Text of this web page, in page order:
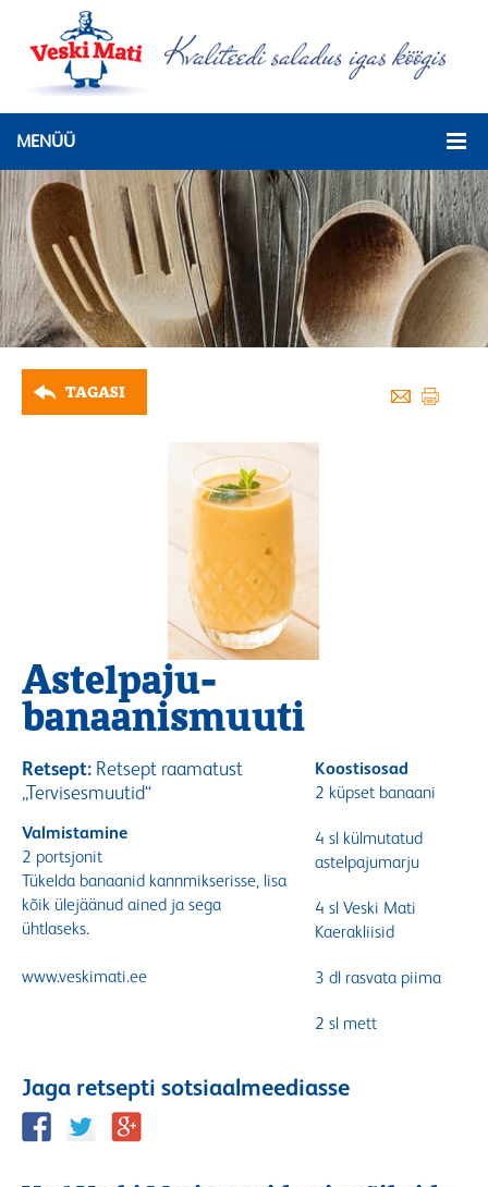
MENÜÜ
Astelpaju-
banaanismuuti
Retsept: Retsept raamatust
,,Tervisesmuutid“
Valmistamine
2 portsjonit
Tükelda banaanid kannmikserisse, lisa
kõik ülejäänud ained ja sega
ühtlaseks.
www.veskimati.ee
Koostisosad
2 küpset banaani
4 sl külmutatud
astelpajumarju
4 sl Veski Mati
Kaerakliisid
3 dl rasvata piima
2 sl mett
Jaga retsepti sotsiaalmeediasse